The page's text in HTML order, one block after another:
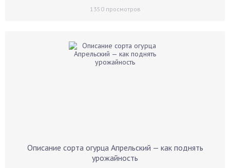
1350просмотров
Описание сорта огурца Апрельский — как поднять
урожайность